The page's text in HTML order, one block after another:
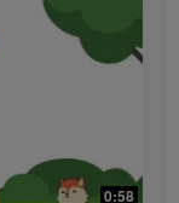
0:58